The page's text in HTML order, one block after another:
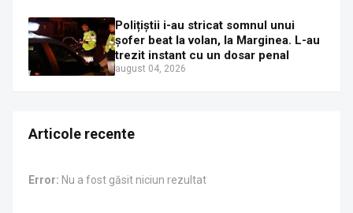
Polițiștii i-au stricat somnul unui
șofer beat la volan, la Marginea. L-au
trezit instant cu un dosar penal
august 04, 2026
Articole recente
Error: Nu a fost găsit niciun rezultat